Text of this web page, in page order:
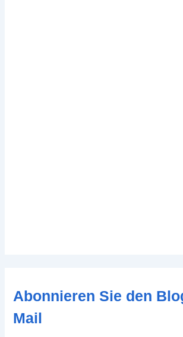
Abonnieren Sie den
Mail